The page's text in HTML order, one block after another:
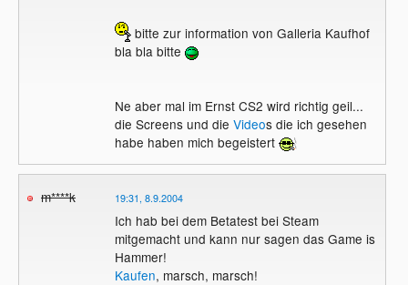
bitte zur information von Galleria Kaufhof
bla bla bitte
Ne aber mal im Ernst CS2 wird richtig geil...
die Screens und die Videos die ich gesehen
habe haben mich begeistert
m****k 19:31, 8.9.2004
Ich hab bei dem Betatest bei Steam
mitgemacht und kann nur sagen das Game is
Hammer!
Kaufen, marsch, marsch!